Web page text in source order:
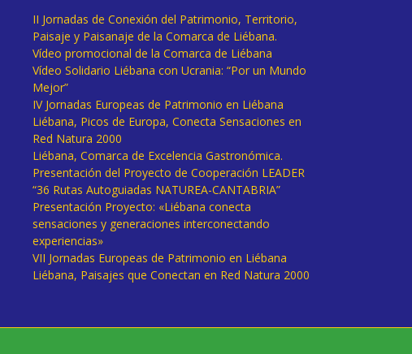
II Jornadas de Conexión del Patrimonio, Territorio,
Paisaje y Paisanaje de la Comarca de Liébana.
Vídeo promocional de la Comarca de Liébana
Vídeo Solidario Liébana con Ucrania: “Por un Mundo
Mejor”
IV Jornadas Europeas de Patrimonio en Liébana
Liébana, Picos de Europa, Conecta Sensaciones en
Red Natura 2000
Liébana, Comarca de Excelencia Gastronómica.
Presentación del Proyecto de Cooperación LEADER
“36 Rutas Autoguiadas NATUREA-CANTABRIA”
Presentación Proyecto: «Liébana conecta
sensaciones y generaciones interconectando
experiencias»
VII Jornadas Europeas de Patrimonio en Liébana
Liébana, Paisajes que Conectan en Red Natura 2000